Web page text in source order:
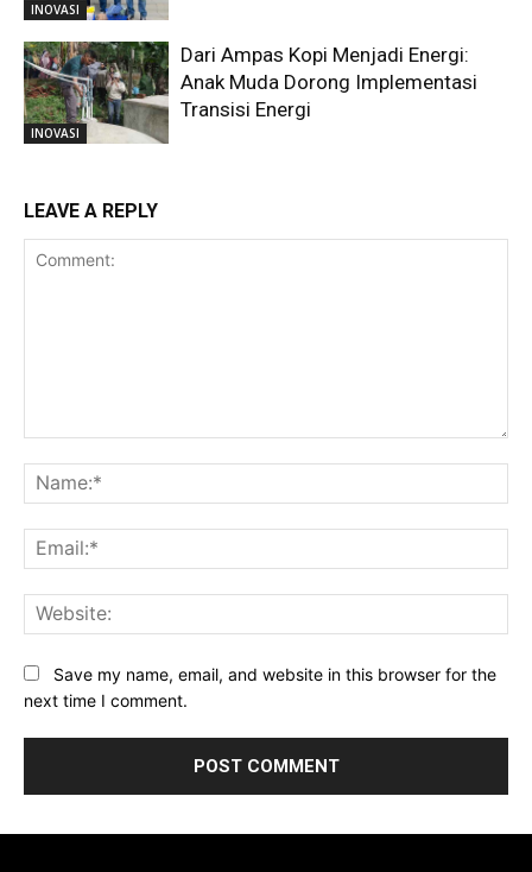
INOVASI
INOVASI
Dari Ampas Kopi Menjadi Energi:
Anak Muda Dorong Implementasi
Transisi Energi
LEAVE A REPLY
Save my name, email, and website in this browser for the
next time I comment.